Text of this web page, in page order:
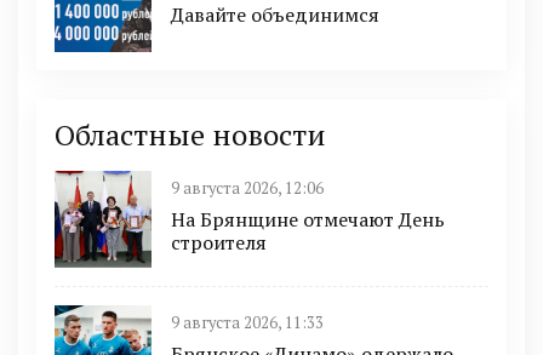
Давайте объединимся
Областные новости
9 августа 2026, 12:06
На Брянщине отмечают День
строителя
9 августа 2026, 11:33